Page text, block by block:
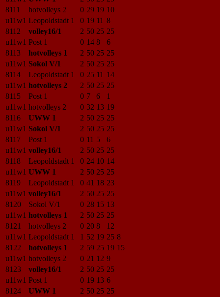
8111
hotvolleys 2 0 29 19 10
u11w1 Leopoldstadt 1 0 19 11 8
8112
volley16/1 2 50 25 25
u11w1 Post 1 0 14 8
6
8113
hotvolleys 1 2 50 25 25
u11w1 Sokol V/1 2 50 25 25
8114
Leopoldstadt 1 0 25 11 14
u11w1 hotvolleys 2 2 50 25 25
8115
Post 1 0 7 6
1
u11w1 hotvolleys 2 0 32 13 19
8116
UWW 1 2 50 25 25
u11w1 Sokol V/1 2 50 25 25
8117
Post 1 0 11 5
6
u11w1 volley16/1 2 50 25 25
8118
Leopoldstadt 1 0 24 10 14
u11w1 UWW 1 2 50 25 25
8119
Leopoldstadt 1 0 41 18 23
u11w1 volley16/1 2 50 25 25
8120
Sokol V/1 0 28 15 13
u11w1 hotvolleys 1 2 50 25 25
8121
hotvolleys 2 0 20 8
12
u11w1 Leopoldstadt 1 1 52 19 25 8
8122
hotvolleys 1 2 59 25 19 15
u11w1 hotvolleys 2 0 21 12 9
8123
volley16/1 2 50 25 25
u11w1 Post 1 0 19 13 6
8124
UWW 1 2 50 25 25